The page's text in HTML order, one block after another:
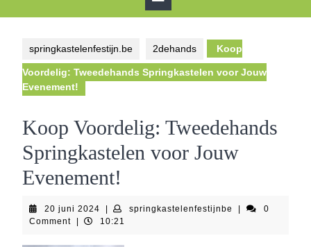
springkastelenfestijn.be 2dehands Koop
Voordelig: Tweedehands Springkastelen voor Jouw
Evenement!
Koop Voordelig: Tweedehands
Springkastelen voor Jouw
Evenement!
20 juni 2024 20
juni
springkastelenfestijnbe
0
Comment
10:21